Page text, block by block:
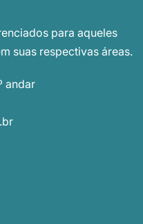
para aqueles
suas respectivas áreas.
andar